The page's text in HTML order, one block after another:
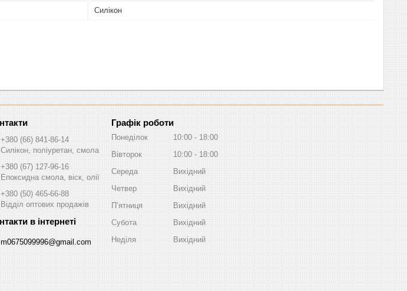
Силікон
+380 (66) 841-86-14
Силікон, поліуретан, смола
+380 (67) 127-96-16
Епоксидна смола, віск, олії
+380 (50) 465-66-88
Відділ оптових продажів
m0675099996@gmail.com
Графік роботи
Понеділок 10:00
18:00
Вівторок
10:00
18:00
Середа
Вихідний
Четвер
Вихідний
Пʼятниця
Вихідний
Субота
Вихідний
Неділя
Вихідний